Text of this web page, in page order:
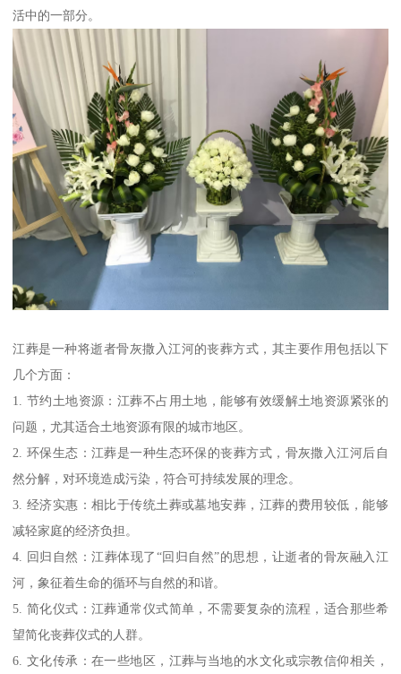
活中的一部分。
江葬是一种将逝者骨灰撒入江河的丧葬方式，其主要作用包括以下
几个方面：
1. 节约土地资源：江葬不占用土地，能够有效缓解土地资源紧张的
问题，尤其适合土地资源有限的城市地区。
2. 环保生态：江葬是一种生态环保的丧葬方式，骨灰撒入江河后自
然分解，对环境造成污染，符合可持续发展的理念。
3. 经济实惠：相比于传统土葬或墓地安葬，江葬的费用较低，能够
减轻家庭的经济负担。
4. 回归自然：江葬体现了“回归自然”的思想，让逝者的骨灰融入江
河，象征着生命的循环与自然的和谐。
5. 简化仪式：江葬通常仪式简单，不需要复杂的流程，适合那些希
望简化丧葬仪式的人群。
6. 文化传承：在一些地区，江葬与当地的水文化或宗教信仰相关，